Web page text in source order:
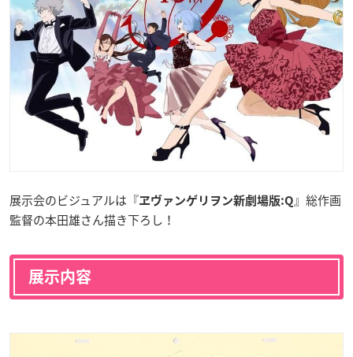
展示会のビジュアルは『ヱヴァンゲリヲン新劇場版:Q』総作画
監督の本田雄さん描き下ろし！
展示内容